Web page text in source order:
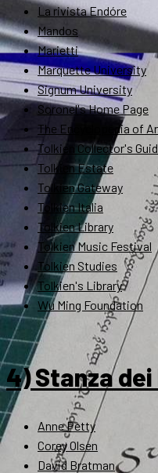
La rivista Endóre
Mandos
Marietti
Marquette University
Signum University
Soronel's Home Page
The Encyclopedia of
Tolkien Collector's
Tolkien Estate
Tolkien Gateway
Tolkien Italia
Tolkien Library
Tolkien Music Festival
Tolkien Studies
Tolkien's Library
Wu Ming Foundation
4) Stanza
Anne Petty
Corey Olsen
David Bratman